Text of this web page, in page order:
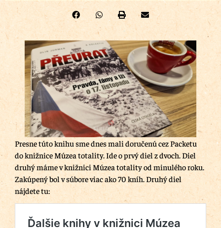
Presne túto knihu sme dnes mali doručenú cez Packetu
do knižnice Múzea totality. Ide o prvý diel z dvoch. Diel
druhý máme v knižnici Múzea totality od minulého roku.
Zakúpený bol v súbore viac ako 70 kníh. Druhý diel
nájdete tu: